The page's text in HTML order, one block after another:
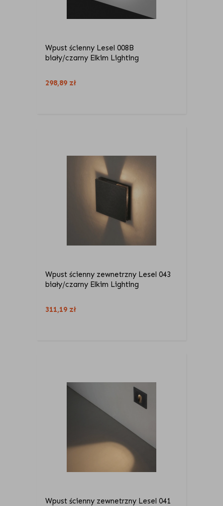
Wpust ścienny Lesel 008B
biały/czarny Elkim Lighting
298,89 zł
Wpust ścienny zewnetrzny Lesel 043
biały/czarny Elkim Lighting
311,19 zł
Wpust ścienny zewnetrzny Lesel 041